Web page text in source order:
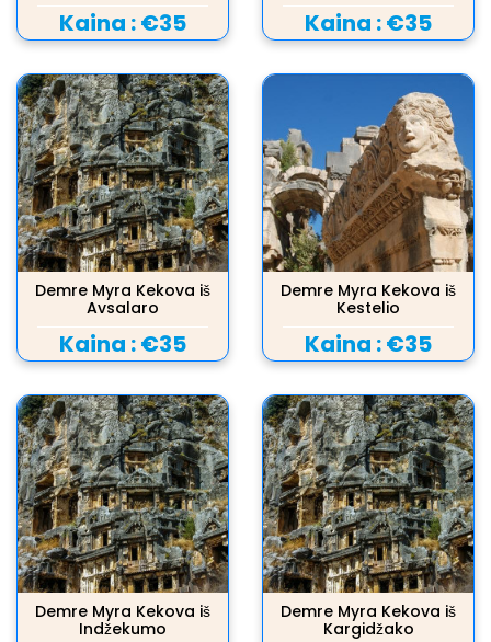
Kaina :€35 Kaina :€35
Demre Myra Kekova iš
Avsalaro
Kaina :€35
Demre Myra Kekova iš
Kestelio
Kaina :€35
Demre Myra Kekova iš
Indžekumo
Demre Myra Kekova iš
Kargidžako